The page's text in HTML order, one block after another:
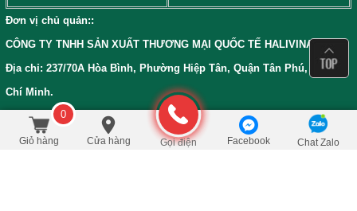
1.200.000 700.000 /Bộ Đặt mua
Đơn vị chủ quản::
CÔNG TY TNHH SẢN XUẤT THƯƠNG MẠI QUỐC TẾ HALIVINA
Địa chỉ: 237/70A Hòa Bình, Phường Hiệp Tân, Quận Tân Phú, TP Hồ
Chí Minh.
GPKD: 0312037453, cấp ngày 05/11/2012 Tại Sở Kế Hoạch và Đầu Tư
TPHCM
0
Giỏ hàng Cửa hàng Gọi điện Facebook Chat Zalo